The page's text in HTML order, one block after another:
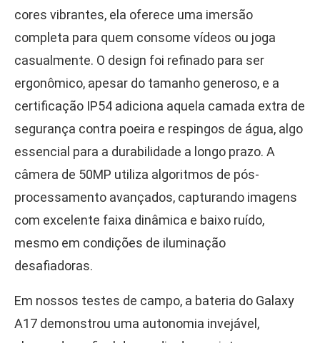
cores vibrantes, ela oferece uma imersão
completa para quem consome vídeos ou joga
casualmente. O design foi refinado para ser
ergonômico, apesar do tamanho generoso, e a
certificação IP54 adiciona aquela camada extra de
segurança contra poeira e respingos de água, algo
essencial para a durabilidade a longo prazo. A
câmera de 50MP utiliza algoritmos de pós-
processamento avançados, capturando imagens
com excelente faixa dinâmica e baixo ruído,
mesmo em condições de iluminação
desafiadoras.
Em nossos testes de campo, a bateria do Galaxy
A17 demonstrou uma autonomia invejável,